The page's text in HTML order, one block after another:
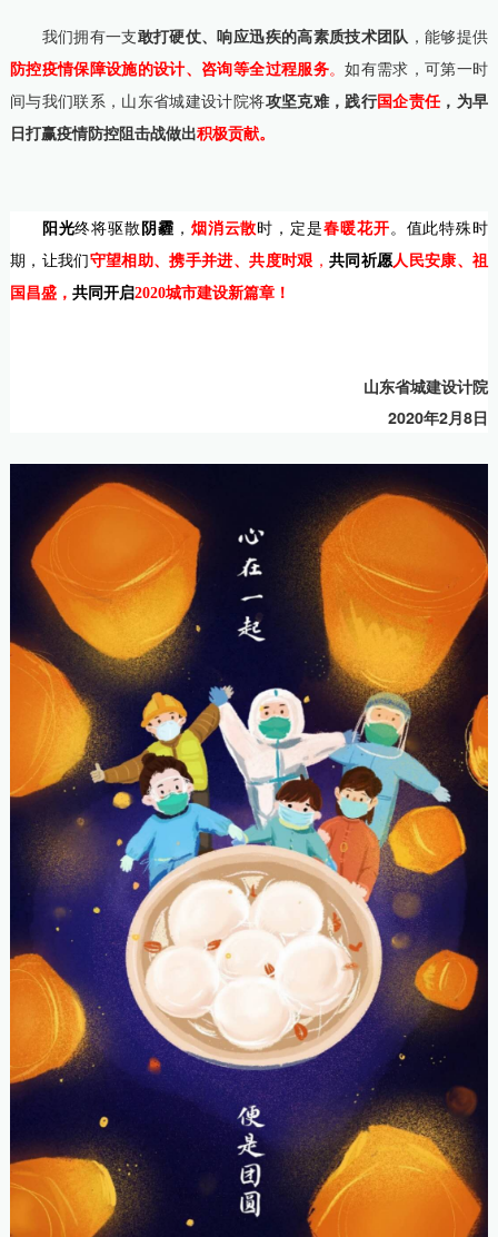
我们拥有一支敢打硬仗、响应迅疾的高素质技术团队 ，能够提供
防控疫情保障设施的设计、咨询等全过程服务。如有需求，可第一时
间与我们联系，山东省城建设计院将攻坚克难， 践行国企责任，为早
日打赢疫情防控阻击战做出积极贡献。
阳光终将驱散阴霾 ， 烟消云散时，定是春暖花开。 值此特殊时
期，让我们守望相助、携手并进、共度时艰 ， 共同祈愿人民安康、祖
国昌盛， 共同开启2020城市建设新篇章！
山东省城建设计院
2020年2月8日